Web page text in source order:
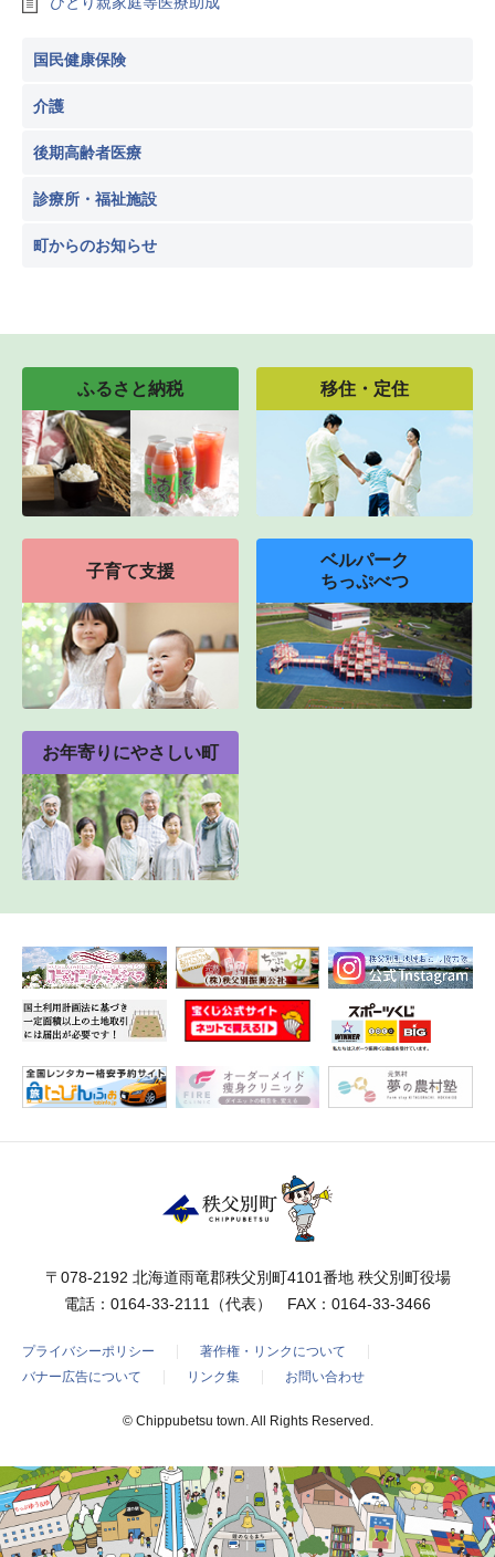
国民健康保険
介護
後期高齢者医療
診療所・福祉施設
町からのお知らせ
ふるさと納税 移住・定住
子育て支援
ベルパーク
ちっぷべつ
お年寄りにやさしい町
〒078-2192 北海道雨竜郡秩父別町4101番地 秩父別町役場
電話： 0164-33-2111 （代表） FAX：0164-33-3466
プライバシーポリシー
著作権・リンクについて
バナー広告について
リンク集 お問い合わせ
© Chippubetsu town. All Rights Reserved.